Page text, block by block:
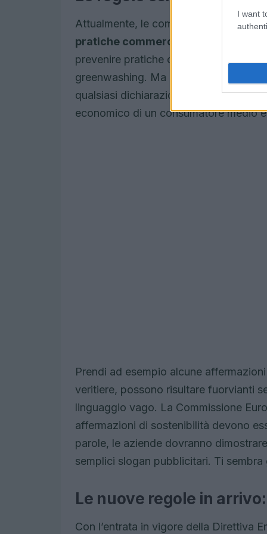
I want
Attualmente, le comunicazioni
pratiche commerciali scorrette
prevenire pratiche commerciali
greenwashing. Ma come vengono
qualsiasi dichiarazione che possa
economico di un consumatore medio
Prendi ad esempio alcune
veritiere, possono risultare fuorvianti
linguaggio vago. La Commissione
affermazioni di sostenibilità devono
parole, le aziende dovranno
semplici slogan pubblicitari. Ti sembra
Le nuove regole in
Con l’entrata in vigore della Direttiva